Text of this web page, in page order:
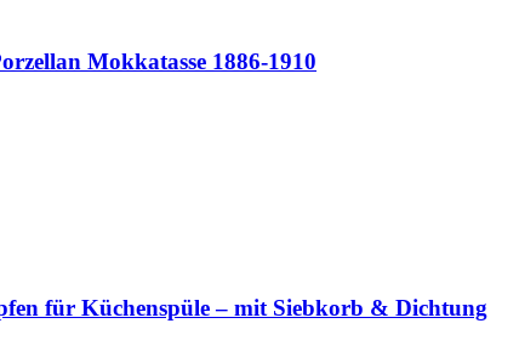
Mokkatasse 1886-1910
für Küchenspüle – mit Siebkorb & Dichtung